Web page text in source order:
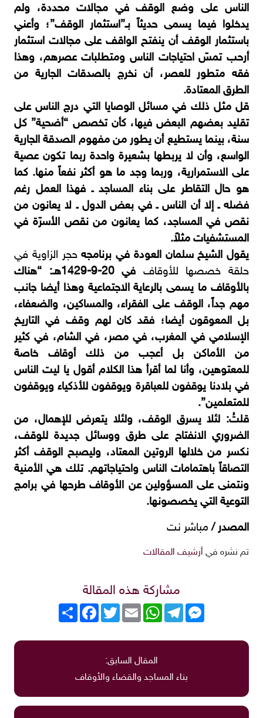
الناس على وضع الوقف في مجالات محددة، ولم
يدخلوا فيما يسمى حديثاً بـ”استثمار الوقف”؛ وأعني
باستثمار الوقف أن ينفتح الواقف على مجالات استثمار
أرحب تمسّ احتياجات الناس ومتطلبات عصرهم، وهذا
فقه متطور للعصر، أن نخرج بالصدقات الجارية من
الطرق المعتادة.
قل مثل ذلك في مسائل الوصايا التي درج الناس على
تقليد بعضهم البعض فيها، كأن تخصص “أضحية” كل
سنة، بينما يستطيع أن يطور من مفهوم الصدقة الجارية
الواسع، وأن لا يربطها بشعيرة واحدة ربما تكون عصية
على الاستمرارية، وربما وجد ما هو أكثر نفعاً منها. كما
هو حال التقاطر على بناء المساجد ـ فهذا العمل رغم
فضله ـ إلا أن الناس ـ في بعض الدول ـ لا يعانون من
نقص في المساجد، كما يعانون من نقص الأسرّة في
المستشفيات مثلاً.
يقول الشيخ سلمان العودة في برنامجهحجر الزاوية في
حلقة خصصها للأوقاف
في 20-9-1429هـ: “هناك
بالأوقاف ما يسمى بالرعاية الاجتماعية وهذا أيضا جانب
مهم جداً، الوقف على الفقراء، والمساكين، والضعفاء،
بل المعوقون أيضا؛ فقد كان لهم وقف في التاريخ
الإسلامي في المغرب، في مصر، في الشام، في كثير
من الأماكن بل أعجب من ذلك أوقاف خاصة
للمعتوهين، وأنا لما أقرأ هذا الكلام أقول يا ليت الناس
في بلادنا يوقفون للعباقرة ويوقفون للأذكياء ويوقفون
للمتعلمين”.
قلتُ: لئلا يسرق الوقف، ولئلا يتعرض للإهمال، من
الضروري الانفتاح على طرق ووسائل جديدة للوقف،
نكسر من خلالها الروتين المعتاد، وليصبح الوقف أكثر
التصاقاً باهتمامات الناس واحتياجاتهم. تلك هي الأمنية
ونتمنى على المسؤولين عن الأوقاف طرحها في برامج
التوعية التي يخصصونها.
المصدر / مباشر نت
تم نشره في أرشيف المقالات
مشاركة هذه المقالة
انشر
FacebookTwitterEmail
WhatsAppTelegram
Messenger
المقال السابق:
بناء المساجد والقضاء والأوقاف